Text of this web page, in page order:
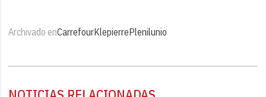
Archivado enCarrefourKlepierrePlenilunio